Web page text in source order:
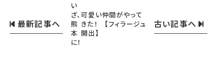
最新記事へ
い
ざ、
熊
本
に！
古い記事へ
可愛い仲間がやって
きた！ 【フィラージュ
開出】